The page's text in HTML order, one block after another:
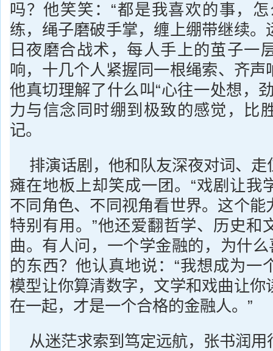
吗？他笑笑：“都是我喜欢的事，
练，绳子磨破手掌，缠上绷带继续。
日夜磨合战术，每人手上的茧子一
响，十几个人紧握同一根绳索、齐
他真切理解了什么叫“心往一处想，
力与信念同时绷到极致的感觉，比
记。
排演话剧，他和队友深夜对词、
瘫在地板上却笑成一团。“戏剧让我
不同角色、不同视角看世界。这个能
特别有用。”他还爱翻哲学、历史和
曲。有人问，一个学金融的，为什么
的东西？他认真地说：“我想成为一
模型让你算清数字，文学和戏曲让你
在一起，才是一个合格的金融人。”
从迷茫求索到笃定远航，张书润